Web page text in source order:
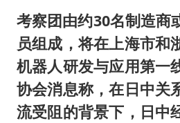
考察团由约30名制造商
员组成，将在上海市和
机器人研发与应用第一
协会消息称，在日中关
流受阻的背景下，日中